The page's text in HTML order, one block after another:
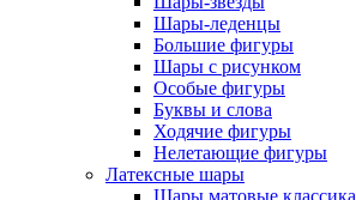
Шары-леденцы
Большие фигуры
Шары с рисунком
Особые фигуры
Буквы и слова
Ходячие фигуры
Нелетающие фигуры
Латексные шары
Шары матовые классика